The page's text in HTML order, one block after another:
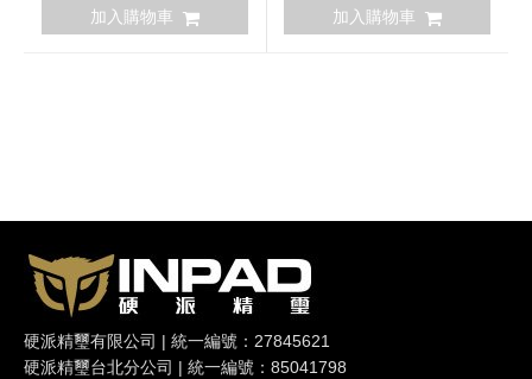
加入購物車 加入購物車
硬派精璽有限公司 | 統一編號：27845621
硬派精璽台北分公司 | 統一編號：85041798